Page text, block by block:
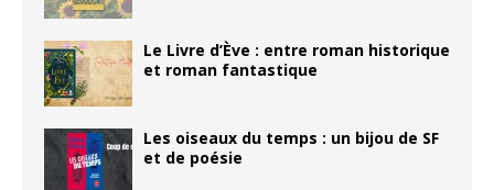
Le Livre d’Ève : entre roman historique
et roman fantastique
Les oiseaux du temps : un bijou de SF
et de poésie